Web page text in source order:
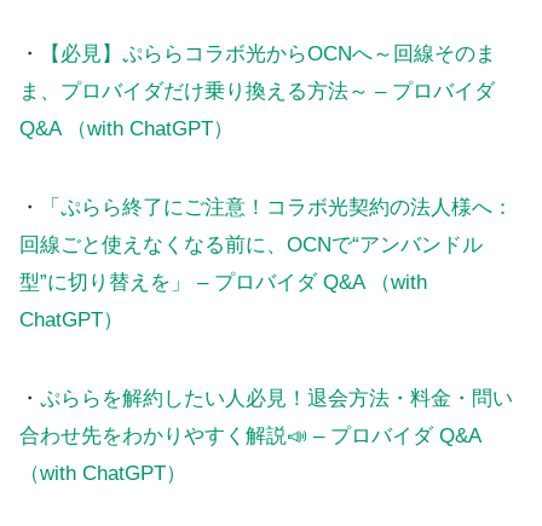
・
【必見】ぷららコラボ光からOCNへ～回線そのま
ま、プロバイダだけ乗り換える方法～ – プロバイダ
Q&A （with ChatGPT）
・
「ぷらら終了にご注意！コラボ光契約の法人様へ：
回線ごと使えなくなる前に、OCNで“アンバンドル
型”に切り替えを」 – プロバイダ Q&A （with
ChatGPT）
・ ぷららを解約したい人必見！退会方法・料金・問い
合わせ先をわかりやすく解説📣 – プロバイダ Q&A
（with ChatGPT）